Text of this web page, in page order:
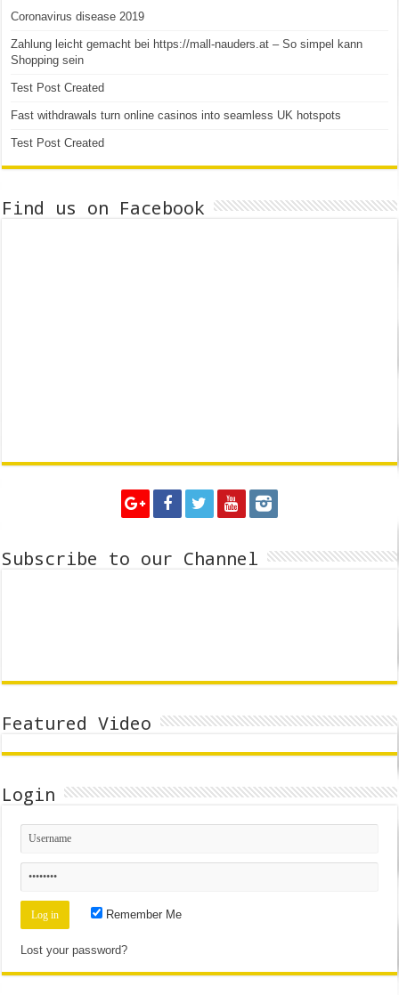
Coronavirus disease 2019
Zahlung leicht gemacht bei https://mall-nauders.at – So simpel kann
Shopping sein
Test Post Created
Fast withdrawals turn online casinos into seamless UK hotspots
Test Post Created
Find us on Facebook
Subscribe to our Channel
Featured Video
Login
Remember Me
Lost your password?